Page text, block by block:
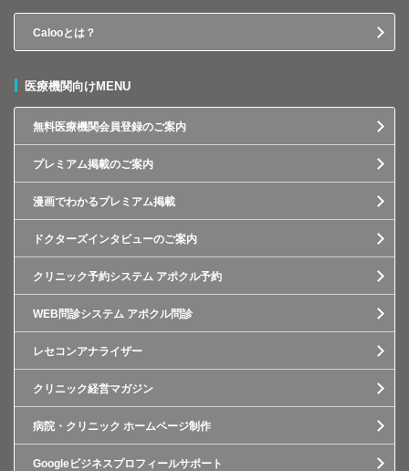
Calooとは？
医療機関向けMENU
無料医療機関会員登録のご案内
プレミアム掲載のご案内
漫画でわかるプレミアム掲載
ドクターズインタビューのご案内
クリニック予約システム アポクル予約
WEB問診システム アポクル問診
レセコンアナライザー
クリニック経営マガジン
病院・クリニック ホームページ制作
Googleビジネスプロフィールサポート